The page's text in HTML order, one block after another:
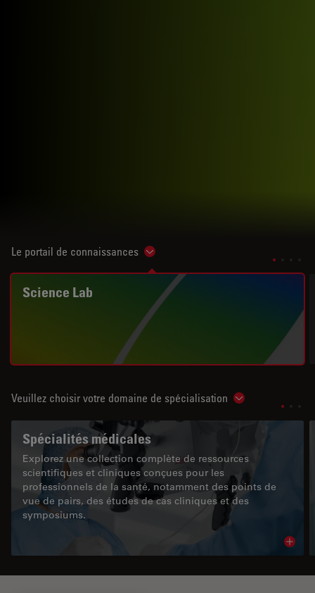
Le portail de connaissances Show subnavigation
Science Lab
Veuillez choisir votre domaine de spécialisation Show
Spécialités médicales
Explorez une collection complète de ressources
scientifiques et cliniques conçues pour les
professionnels de la santé, notamment des points de
vue de pairs, des études de cas cliniques et des
symposiums.